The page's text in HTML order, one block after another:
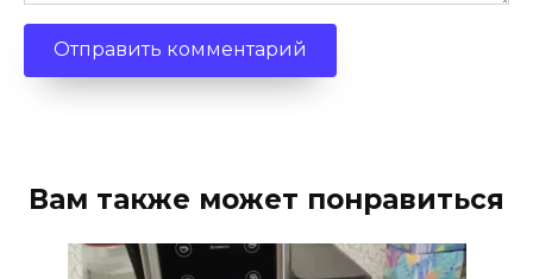
Вам также может понравиться